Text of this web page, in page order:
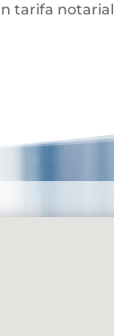
tarifa notarial